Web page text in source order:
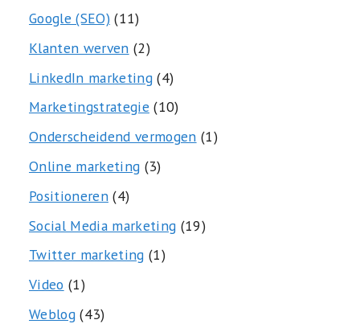
Google (SEO)(11)
Klanten werven (2)
LinkedIn marketing(4)
Marketingstrategie (10)
Onderscheidend vermogen (1)
Online marketing (3)
Positioneren(4)
Social Media marketing (19)
Twitter marketing (1)
Video (1)
Weblog(43)